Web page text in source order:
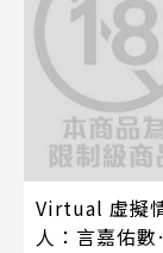
Virtual 虛擬
人：言嘉佑數